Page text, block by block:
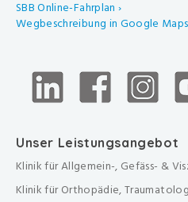
SBB Online-Fahrplan ›
Wegbeschreibung in Google Maps
Unser Leistungsangebot
Klinik für Allgemein-, Gefäss- &
Klinik für Orthopädie,